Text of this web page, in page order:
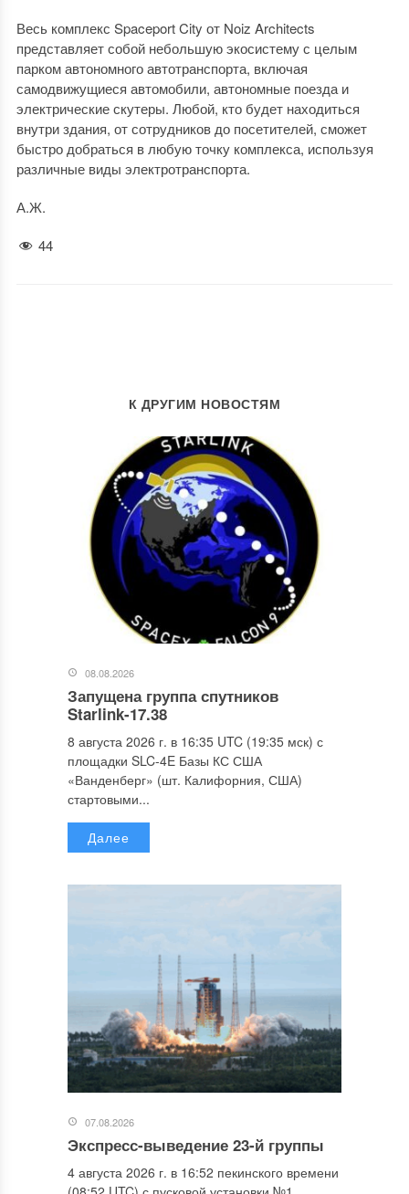
Весь комплекс Spaceport City от Noiz Architects
представляет собой небольшую экосистему с целым
парком автономного автотранспорта, включая
самодвижущиеся автомобили, автономные поезда и
электрические скутеры. Любой, кто будет находиться
внутри здания, от сотрудников до посетителей, сможет
быстро добраться в любую точку комплекса, используя
различные виды электротранспорта.
А.Ж.
44
К ДРУГИМ НОВОСТЯМ
08.08.2026
Запущена группа спутников
Starlink-17.38
8 августа 2026 г. в 16:35 UTC (19:35 мск) с
площадки SLC-4E Базы КС США
«Ванденберг» (шт. Калифорния, США)
стартовыми...
Далее
07.08.2026
Экспресс-выведение 23-й группы
4 августа 2026 г. в 16:52 пекинского времени